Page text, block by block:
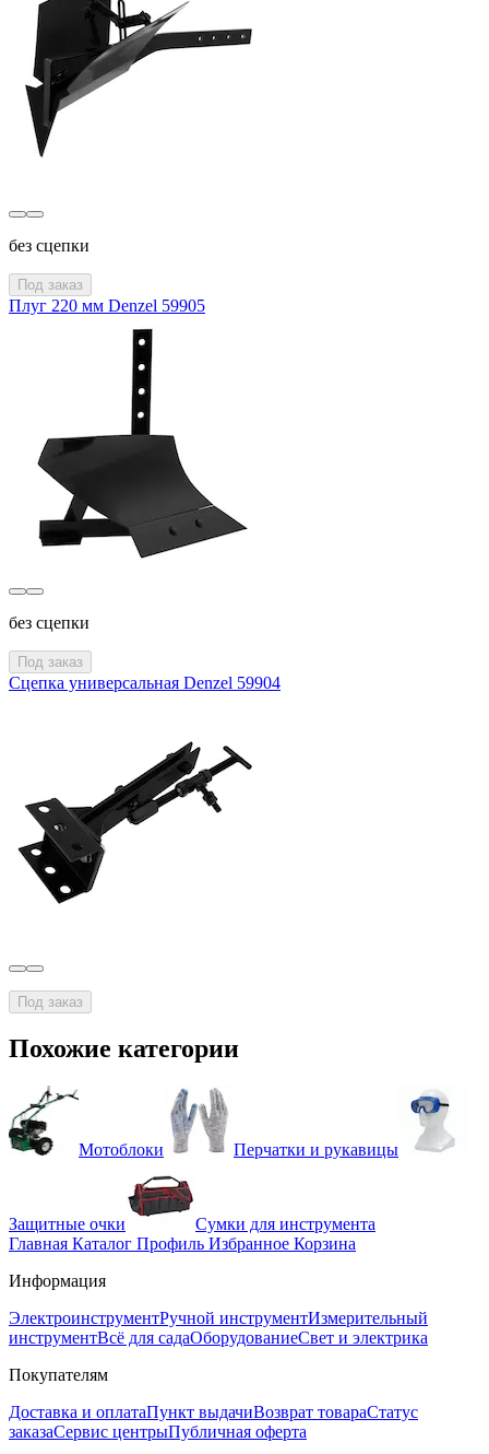
без сцепки
Под заказ
Плуг 220 мм Denzel 59905
без сцепки
Под заказ
Сцепка универсальная Denzel 59904
Под заказ
Похожие категории
Мотоблоки Перчатки и рукавицы
Защитные очки
Сумки для инструмента
Главная Каталог Профиль Избранное Корзина
Информация
ЭлектроинструментРучной инструментИзмерительный
инструментВсё для садаОборудованиеСвет и электрика
Покупателям
Доставка и оплатаПункт выдачиВозврат товараСтатус
заказаСервис центрыПубличная оферта